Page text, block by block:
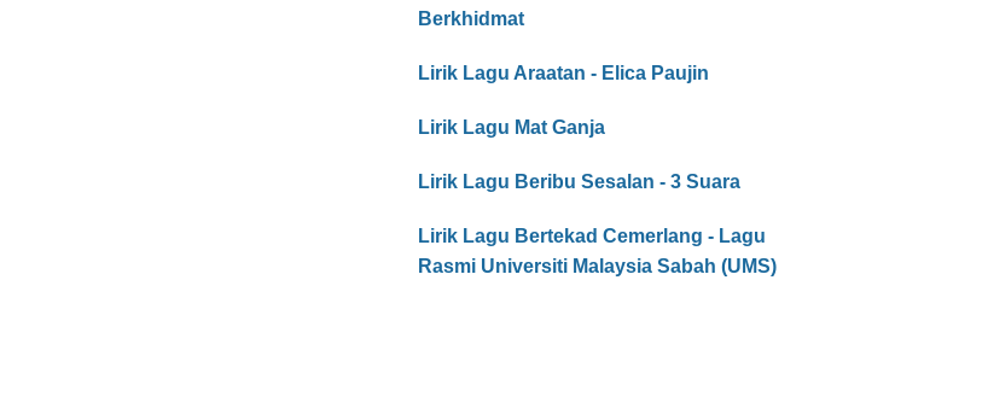
Berkhidmat
Lirik Lagu Araatan - Elica Paujin
Lirik Lagu Mat Ganja
Lirik Lagu Beribu Sesalan - 3 Suara
Lirik Lagu Bertekad Cemerlang - Lagu
Rasmi Universiti Malaysia Sabah (UMS)